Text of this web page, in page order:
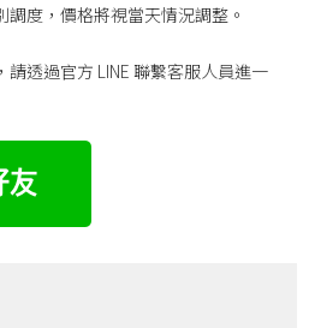
調度，價格將視當天情況調整。
請透過官方 LINE 聯繫客服人員進一